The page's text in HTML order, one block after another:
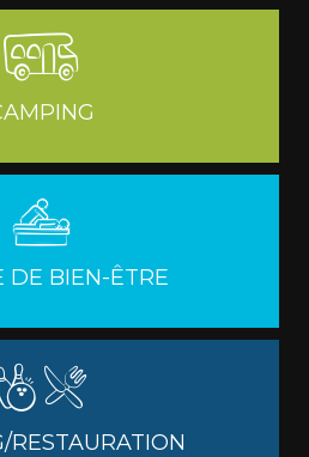
DE BIEN-ÊTRE
RESTAURATION